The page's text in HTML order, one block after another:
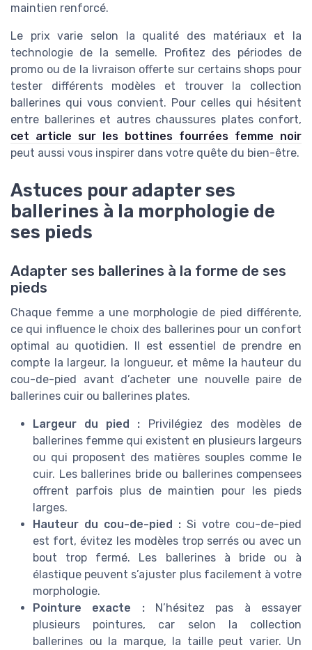
maintien renforcé.
Le prix varie selon la qualité des matériaux et la
technologie de la semelle. Profitez des périodes de
promo ou de la livraison offerte sur certains shops pour
tester différents modèles et trouver la collection
ballerines qui vous convient. Pour celles qui hésitent
entre ballerines et autres chaussures plates confort,
cet article sur les bottines fourrées femme noir
peut aussi vous inspirer dans votre quête du bien-être.
Astuces pour adapter ses
ballerines à la morphologie de
ses pieds
Adapter ses ballerines à la forme de ses
pieds
Chaque femme a une morphologie de pied différente,
ce qui influence le choix des ballerines pour un confort
optimal au quotidien. Il est essentiel de prendre en
compte la largeur, la longueur, et même la hauteur du
cou-de-pied avant d’acheter une nouvelle paire de
ballerines cuir ou ballerines plates.
Largeur du pied : Privilégiez des modèles de
ballerines femme qui existent en plusieurs largeurs
ou qui proposent des matières souples comme le
cuir. Les ballerines bride ou ballerines compensees
offrent parfois plus de maintien pour les pieds
larges.
Hauteur du cou-de-pied : Si votre cou-de-pied
est fort, évitez les modèles trop serrés ou avec un
bout trop fermé. Les ballerines à bride ou à
élastique peuvent s’ajuster plus facilement à votre
morphologie.
Pointure exacte :N’hésitez pas à essayer
plusieurs pointures, car selon la collection
ballerines ou la marque, la taille peut varier. Un